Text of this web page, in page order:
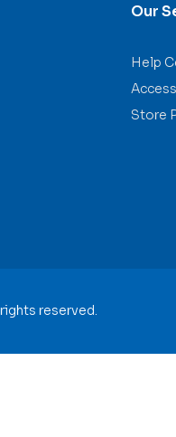
Our
Help
Store
reserved.